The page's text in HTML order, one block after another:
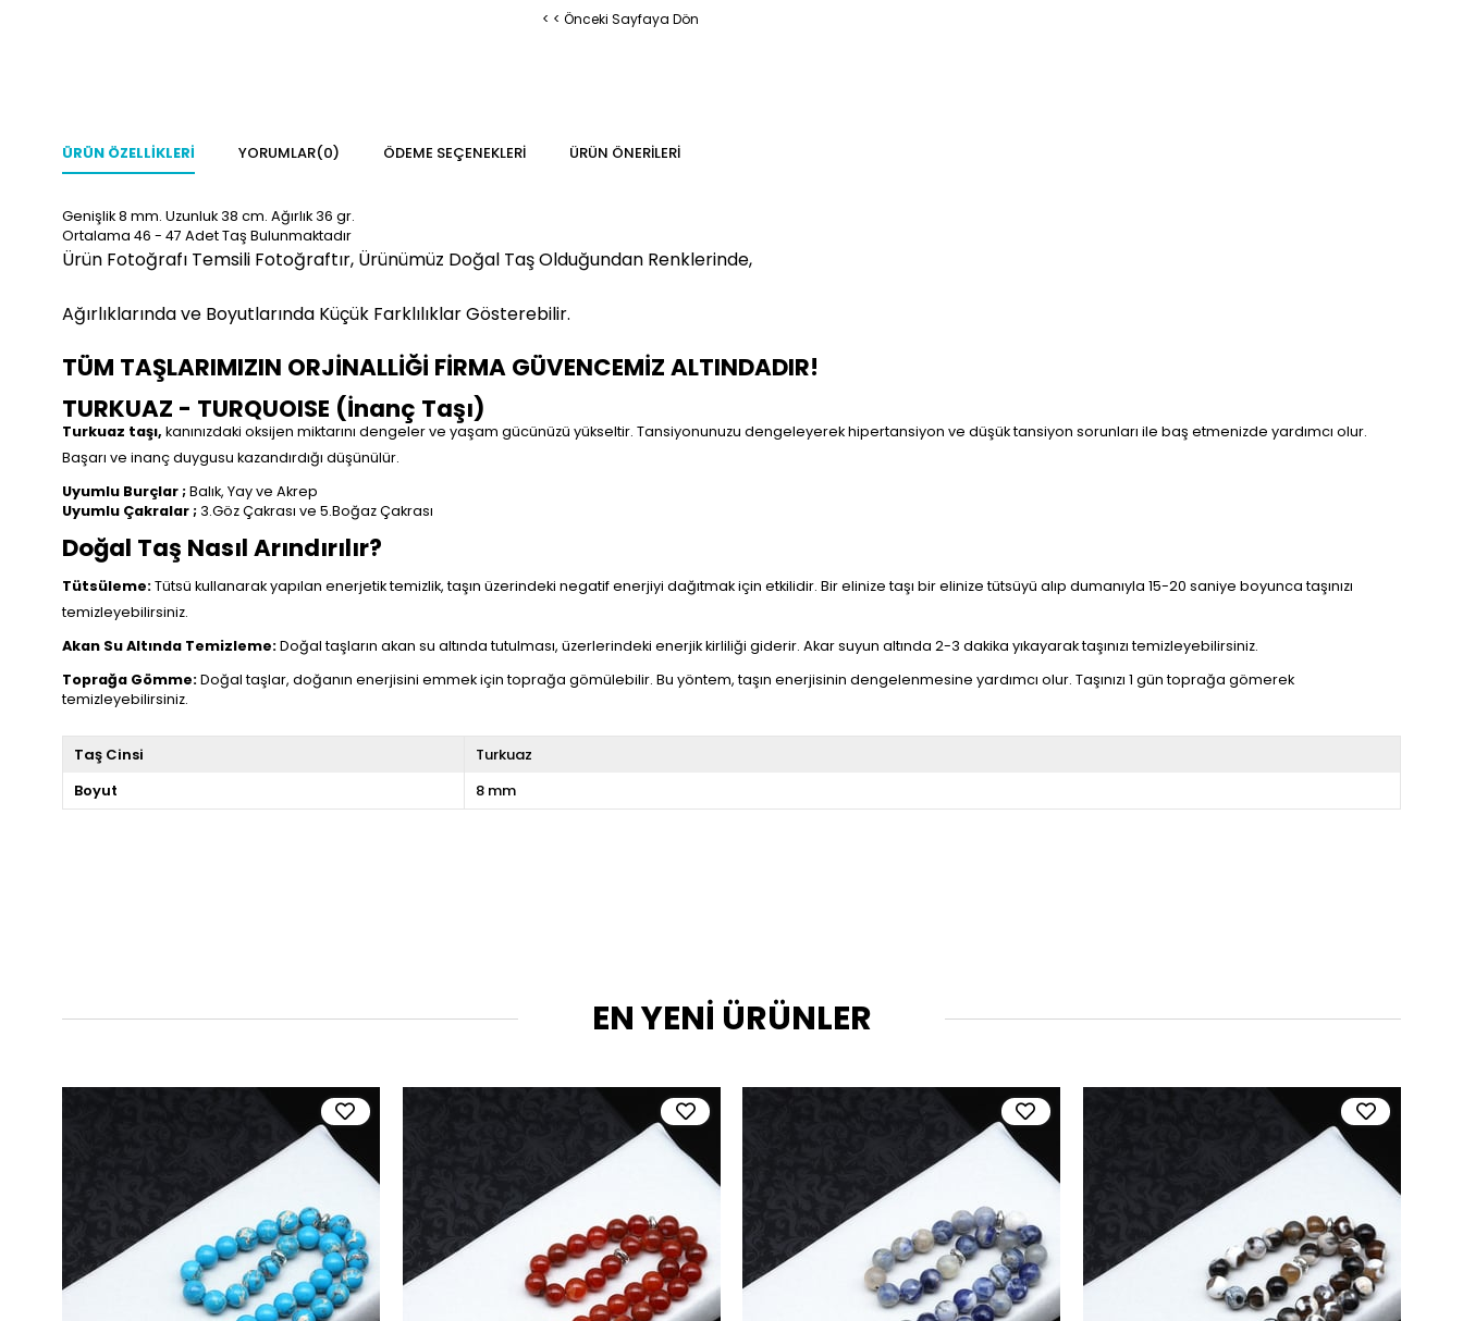
< < Önceki Sayfaya Dön
ÜRÜN ÖZELLIKLERI YORUMLAR(0) ÖDEME SEÇENEKLERI ÜRÜN ÖNERILERI
Genişlik 8 mm. Uzunluk 38 cm. Ağırlık 36 gr.
Ortalama 46 - 47 Adet Taş Bulunmaktadır
Ürün Fotoğrafı Temsili Fotoğraftır, Ürünümüz Doğal Taş Olduğundan Renklerinde,
Ağırlıklarında ve Boyutlarında Küçük Farklılıklar Gösterebilir.
TÜM TAŞLARIMIZIN ORJİNALLİĞİ FİRMA GÜVENCEMİZ ALTINDADIR!
TURKUAZ - TURQUOISE (İnanç Taşı)
Turkuaz taşı, kanınızdaki oksijen miktarını dengeler ve yaşam gücünüzü yükseltir. Tansiyonunuzu dengeleyerek hipertansiyon ve düşük tansiyon sorunları ile baş etmenizde yardımcı olur.
Başarı ve inanç duygusu kazandırdığı düşünülür.
Uyumlu Burçlar ;Balık, Yay ve Akrep
Uyumlu Çakralar ; 3.Göz Çakrası ve 5.Boğaz Çakrası
Doğal Taş Nasıl Arındırılır?
Tütsüleme:Tütsü kullanarak yapılan enerjetik temizlik, taşın üzerindeki negatif enerjiyi dağıtmak için etkilidir. Bir elinize taşı bir elinize tütsüyü alıp dumanıyla 15-20 saniye boyunca taşınızı
temizleyebilirsiniz.
Akan Su Altında Temizleme:Doğal taşların akan su altında tutulması, üzerlerindeki enerjik kirliliği giderir. Akar suyun altında 2-3 dakika yıkayarak taşınızı temizleyebilirsiniz.
Toprağa Gömme:Doğal taşlar, doğanın enerjisini emmek için toprağa gömülebilir. Bu yöntem, taşın enerjisinin dengelenmesine yardımcı olur. Taşınızı 1 gün toprağa gömerek
temizleyebilirsiniz.
Taş Cinsi
Turkuaz
Boyut
8 mm
EN YENİ ÜRÜNLER